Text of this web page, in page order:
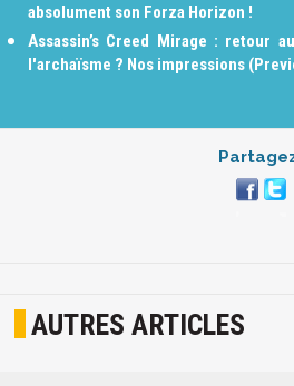
absolument son Forza Horizon !
Assassin’s Creed Mirage : retour
l'archaïsme ? Nos impressions
AUTRES ARTICLES